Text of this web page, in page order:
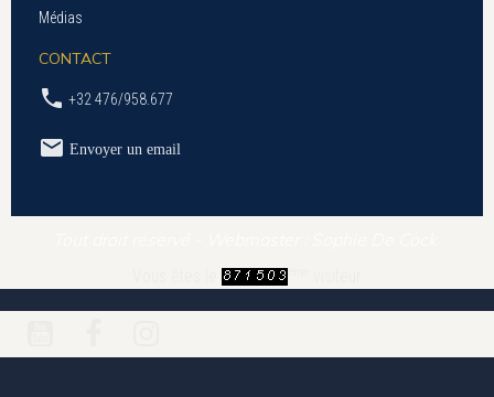
Médias
CONTACT
+32 476/958.677
Envoyer un email